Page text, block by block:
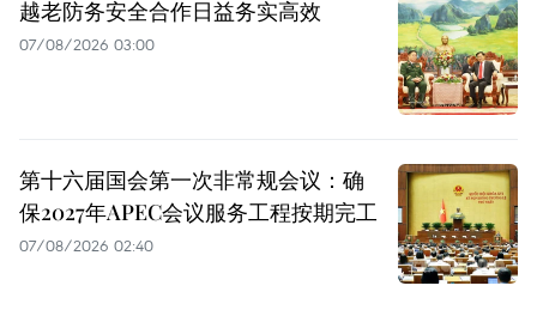
越老防务安全合作日益务实高效
07/08/2026 03:00
第十六届国会第一次非常规会议：确
保2027年APEC会议服务工程按期完工
07/08/2026 02:40